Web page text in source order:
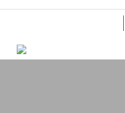
Skip
content